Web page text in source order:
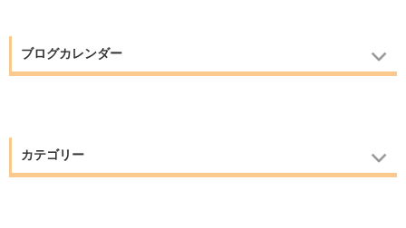
ブログカレンダー
カテゴリー